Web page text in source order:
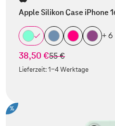
Apple Silikon Case iPhone
+ 6
38,50 €statt
55 €
Lieferzeit:1-4 Werktage
%